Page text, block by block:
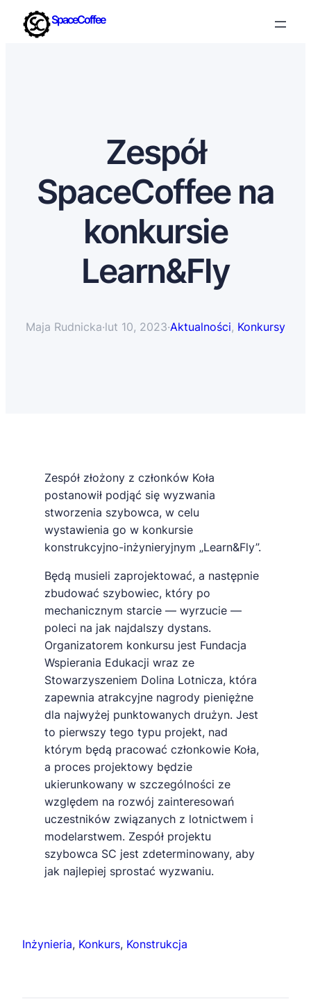
SpaceCoffee
Zespół
SpaceCoffee na
konkursie
Learn&Fly
Maja Rudnicka·lut 10, 2023·Aktualności, Konkursy
Zespół złożony z członków Koła
postanowił podjąć się wyzwania
stworzenia szybowca, w celu
wystawienia go w konkursie
konstrukcyjno-inżynieryjnym „Learn&Fly”.
Będą musieli zaprojektować, a następnie
zbudować szybowiec, który po
mechanicznym starcie — wyrzucie —
poleci na jak najdalszy dystans.
Organizatorem konkursu jest Fundacja
Wspierania Edukacji wraz ze
Stowarzyszeniem Dolina Lotnicza, która
zapewnia atrakcyjne nagrody pieniężne
dla najwyżej punktowanych drużyn. Jest
to pierwszy tego typu projekt, nad
którym będą pracować członkowie Koła,
a proces projektowy będzie
ukierunkowany w szczególności ze
względem na rozwój zainteresowań
uczestników związanych z lotnictwem i
modelarstwem. Zespół projektu
szybowca SC jest zdeterminowany, aby
jak najlepiej sprostać wyzwaniu.
Inżynieria, Konkurs, Konstrukcja